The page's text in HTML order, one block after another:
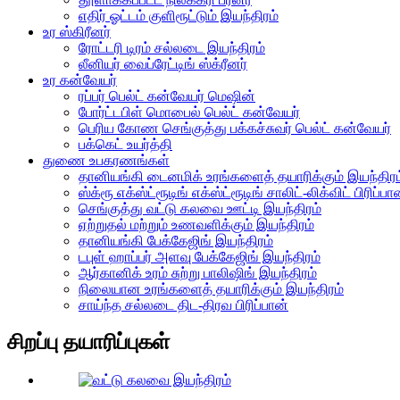
எதிர் ஓட்டம் குளிரூட்டும் இயந்திரம்
உர ஸ்கிரீனர்
ரோட்டரி டிரம் சல்லடை இயந்திரம்
லீனியர் வைப்ரேட்டிங் ஸ்க்ரீனர்
உர கன்வேயர்
ரப்பர் பெல்ட் கன்வேயர் மெஷின்
போர்ட்டபிள் மொபைல் பெல்ட் கன்வேயர்
பெரிய கோண செங்குத்து பக்கச்சுவர் பெல்ட் கன்வேயர்
பக்கெட் உயர்த்தி
துணை உபகரணங்கள்
தானியங்கி டைனமிக் உரங்களைத் தயாரிக்கும்
ஸ்க்ரூ எக்ஸ்ட்ரூடிங் எக்ஸ்ட்ரூடிங் சாலிட்-லிக்விட்
செங்குத்து வட்டு கலவை ஊட்டி இயந்திரம்
ஏற்றுதல் மற்றும் உணவளிக்கும் இயந்திரம்
தானியங்கி பேக்கேஜிங் இயந்திரம்
டபுள் ஹாப்பர் அளவு பேக்கேஜிங் இயந்திரம்
ஆர்கானிக் உரம் சுற்று பாலிஷிங் இயந்திரம்
நிலையான உரங்களைத் தயாரிக்கும் இயந்திரம்
சாய்ந்த சல்லடை திட-திரவ பிரிப்பான்
சிறப்பு தயாரிப்புகள்